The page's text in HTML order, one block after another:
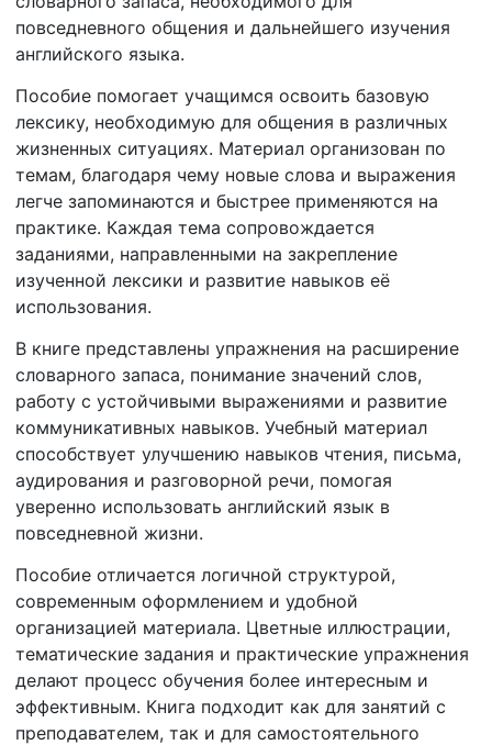
повседневного общения и дальнейшего изучения
английского языка.
Пособие помогает учащимся освоить базовую
лексику, необходимую для общения в различных
жизненных ситуациях. Материал организован по
темам, благодаря чему новые слова и выражения
легче запоминаются и быстрее применяются на
практике. Каждая тема сопровождается
заданиями, направленными на закрепление
изученной лексики и развитие навыков её
использования.
В книге представлены упражнения на расширение
словарного запаса, понимание значений слов,
работу с устойчивыми выражениями и развитие
коммуникативных навыков. Учебный материал
способствует улучшению навыков чтения, письма,
аудирования и разговорной речи, помогая
уверенно использовать английский язык в
повседневной жизни.
Пособие отличается логичной структурой,
современным оформлением и удобной
организацией материала. Цветные иллюстрации,
тематические задания и практические упражнения
делают процесс обучения более интересным и
эффективным. Книга подходит как для занятий с
преподавателем, так и для самостоятельного